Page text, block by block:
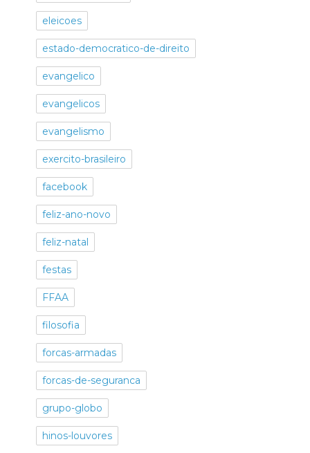
eleicoes
estado-democratico-de-direito
evangelico
evangelicos
evangelismo
exercito-brasileiro
facebook
feliz-ano-novo
feliz-natal
festas
FFAA
filosofia
forcas-armadas
forcas-de-seguranca
grupo-globo
hinos-louvores